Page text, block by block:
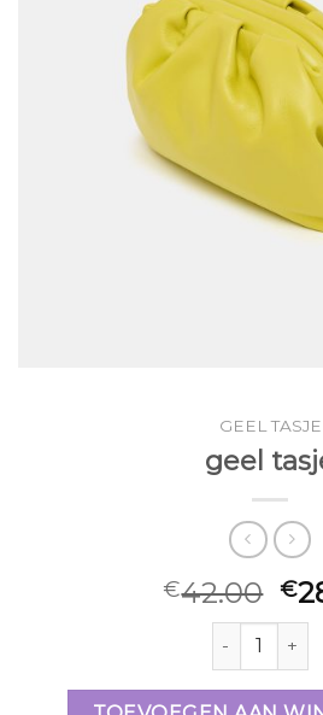
GEEL TASJE
geel
€42.00 €
geel tasje